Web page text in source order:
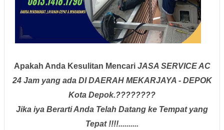
Apakah Anda Kesulitan Mencari JASA SERVICE AC
24 Jam yang ada DI DAERAH MEKARJAYA - DEPOK
Kota Depok.????????
Jika iya Berarti Anda Telah Datang ke Tempat yang
Tepat !!!!..........